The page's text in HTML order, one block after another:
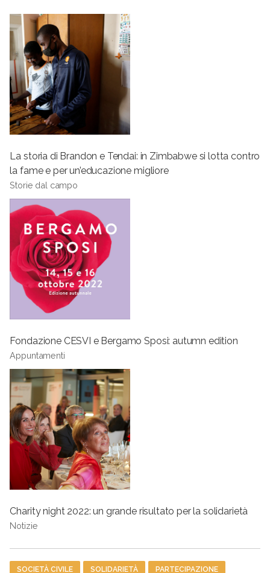
La storia di Brandon e Tendai: in Zimbabwe si lotta contro
la fame e per un’educazione migliore
Storie dal campo
Fondazione CESVI e Bergamo Sposi: autumn edition
Appuntamenti
Charity night 2022: un grande risultato per la solidarietà
Notizie
Tag
SOCIETÀ CIVILE SOLIDARIETÀ PARTECIPAZIONE